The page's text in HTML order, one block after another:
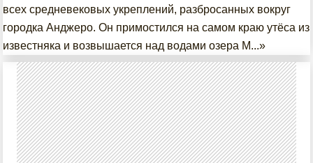
всех средневековых укреплений, разбросанных вокруг
городка Анджеро. Он примостился на самом краю утёса из
известняка и возвышается над водами озера М...»